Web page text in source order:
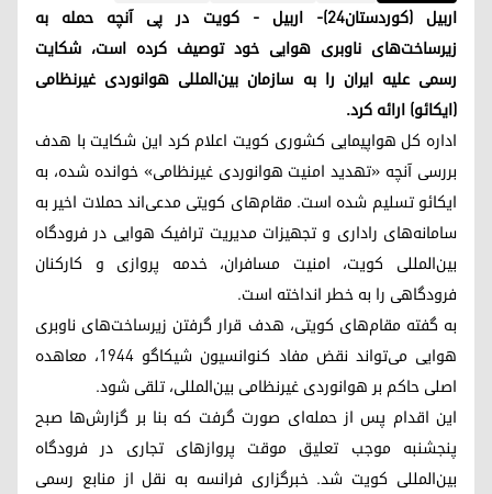
اربیل (کوردستان۲۴)- اربیل - کویت در پی آنچه حمله به
زیرساخت‌های ناوبری هوایی خود توصیف کرده است، شکایت
رسمی علیه ایران را به سازمان بین‌المللی هوانوردی غیرنظامی
(ایکائو) ارائه کرد.
اداره کل هواپیمایی کشوری کویت اعلام کرد این شکایت با هدف
بررسی آنچه «تهدید امنیت هوانوردی غیرنظامی» خوانده شده، به
ایکائو تسلیم شده است. مقام‌های کویتی مدعی‌اند حملات اخیر به
سامانه‌های راداری و تجهیزات مدیریت ترافیک هوایی در فرودگاه
بین‌المللی کویت، امنیت مسافران، خدمه پروازی و کارکنان
فرودگاهی را به خطر انداخته است.
به گفته مقام‌های کویتی، هدف قرار گرفتن زیرساخت‌های ناوبری
هوایی می‌تواند نقض مفاد کنوانسیون شیکاگو ۱۹۴۴، معاهده
اصلی حاکم بر هوانوردی غیرنظامی بین‌المللی، تلقی شود.
این اقدام پس از حمله‌ای صورت گرفت که بنا بر گزارش‌ها صبح
پنجشنبه موجب تعلیق موقت پروازهای تجاری در فرودگاه
بین‌المللی کویت شد. خبرگزاری فرانسه به نقل از منابع رسمی